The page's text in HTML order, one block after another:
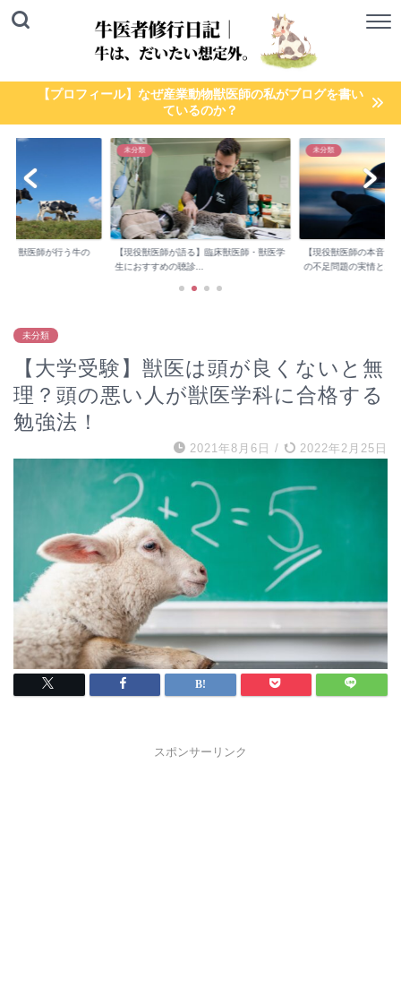
【プロフィール】なぜ産業動物獣医師の私がブログを書い
ているのか？
】臨床獣医師・獣医学
未分類
【現役獣医師の本音】産業動物臨床獣医師
の不足問題の実情と...
未分類
【繁殖検診/妊娠鑑定】
しい！新人獣医師が...
未分類
【大学受験】獣医は頭が良くないと無
理？頭の悪い人が獣医学科に合格する
勉強法！
2021年8月6日 / 2022年2月25日
スポンサーリンク